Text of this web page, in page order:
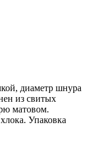
диаметр шнура
из свитых
матовом.
Упаковка